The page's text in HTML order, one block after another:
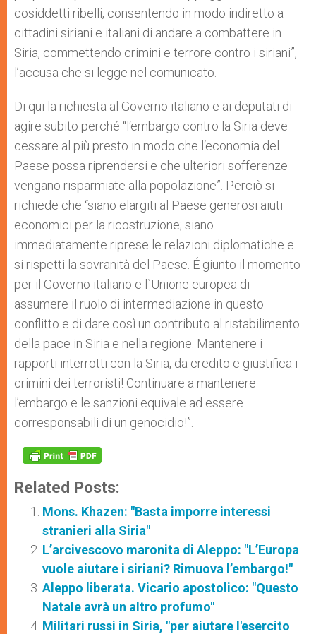
cosiddetti ribelli, consentendo in modo indiretto a
cittadini siriani e italiani di andare a combattere in
Siria, commettendo crimini e terrore contro i siriani”,
l’accusa che si legge nel comunicato.
Di qui la richiesta al Governo italiano e ai deputati di
agire subito perché “l‘embargo contro la Siria deve
cessare al più presto in modo che l‘economia del
Paese possa riprendersi e che ulteriori sofferenze
vengano risparmiate alla popolazione”. Perciò si
richiede che “siano elargiti al Paese generosi aiuti
economici per la ricostruzione; siano
immediatamente riprese le relazioni diplomatiche e
si rispetti la sovranità del Paese. É giunto il momento
per il Governo italiano e l`Unione europea di
assumere il ruolo di intermediazione in questo
conflitto e di dare così un contributo al ristabilimento
della pace in Siria e nella regione. Mantenere i
rapporti interrotti con la Siria, da credito e giustifica i
crimini dei terroristi! Continuare a mantenere
l’embargo e le sanzioni equivale ad essere
corresponsabili di un genocidio!”.
Related Posts:
Mons. Khazen: "Basta imporre interessi
stranieri alla Siria"
L’arcivescovo maronita di Aleppo: "L’Europa
vuole aiutare i siriani? Rimuova l’embargo!"
Aleppo liberata. Vicario apostolico: "Questo
Natale avrà un altro profumo"
Militari russi in Siria, "per aiutare l'esercito